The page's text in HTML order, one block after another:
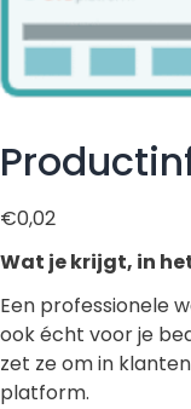
€0,02
Wat je krijgt, in
Een professionele
ook écht voor je
zet ze om in
platform.